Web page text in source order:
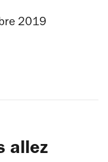
2019
allez